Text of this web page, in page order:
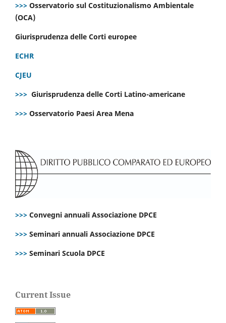
>>> Osservatorio sul Costituzionalismo Ambientale
(OCA)
Giurisprudenza delle Corti europee
ECHR
CJEU
>>> Giurisprudenza delle Corti Latino-americane
>>> Osservatorio Paesi Area Mena
>>> Convegni annuali Associazione DPCE
>>> Seminari annuali Associazione DPCE
>>> Seminari Scuola DPCE
Current Issue